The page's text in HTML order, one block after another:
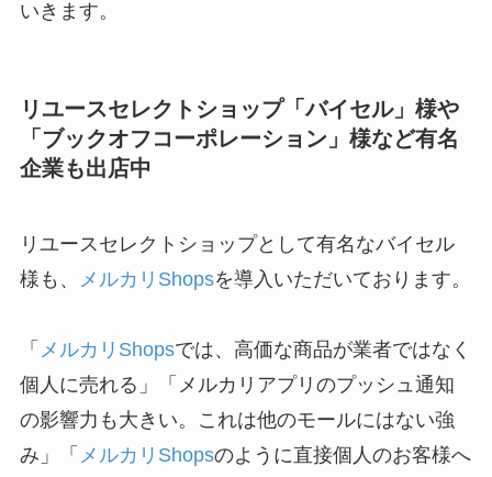
いきます。
リユースセレクトショップ「バイセル」様や
「ブックオフコーポレーション」様など有名
企業も出店中
リユースセレクトショップとして有名なバイセル
様も、
メルカリShopsを導入いただいております。
「 メルカリShopsでは、高価な商品が業者ではなく
個人に売れる」「メルカリアプリのプッシュ通知
の影響力も大きい。これは他のモールにはない強
み」「 メルカリShopsのように直接個人のお客様へ